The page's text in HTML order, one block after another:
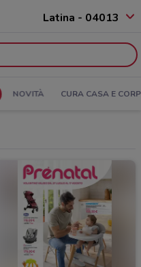
Latina - 04013
NOVITÀ CURA CASA E